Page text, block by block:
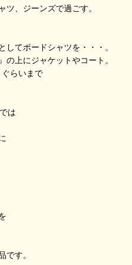
、ジーンズで過ごす。
てボードシャツを・・・。
上にジャケットやコート。
らいまで
は
です。